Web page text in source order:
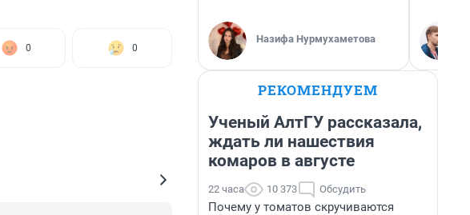
0 0
Назифа Нурмухаметова
РЕКОМЕНДУЕМ
Ученый АлтГУ рассказала,
ждать ли нашествия
комаров в августе
22 часа 10 373 Обсудить
Почему у томатов скручиваются